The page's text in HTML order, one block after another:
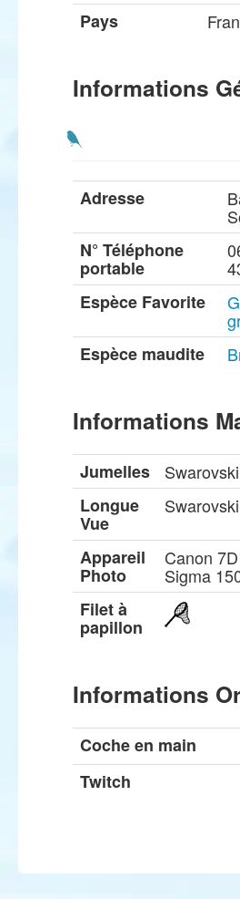
Pays
Informations
Adresse
N° Téléphone
portable
Espèce Favorite
Espèce maudite
Informations
Jumelles
Longue
Vue
Appareil
Photo
Canon
Sigma
Filet à
papillon
Informations
Coche en main
Twitch